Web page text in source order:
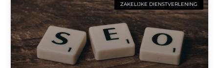
ZAKELIJKE DIENSTVERLENING